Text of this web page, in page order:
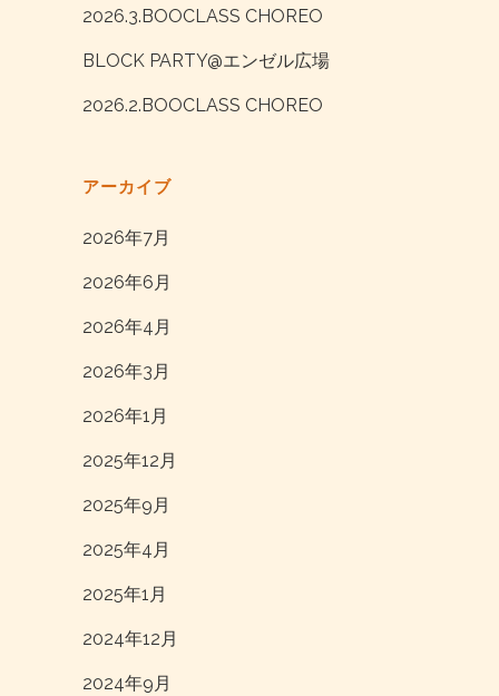
2026.3.BOOCLASS CHOREO
BLOCK PARTY@エンゼル広場
2026.2.BOOCLASS CHOREO
アーカイブ
2026年7月
2026年6月
2026年4月
2026年3月
2026年1月
2025年12月
2025年9月
2025年4月
2025年1月
2024年12月
2024年9月